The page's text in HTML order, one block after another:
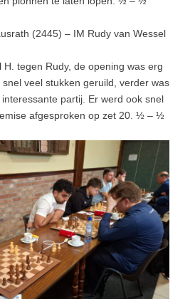
(2445) – IM Rudy van Wessel
H. tegen Rudy, de opening was erg
veel stukken geruild, verder was
partij. Er werd ook snel
afgesproken op zet 20. ½ – ½